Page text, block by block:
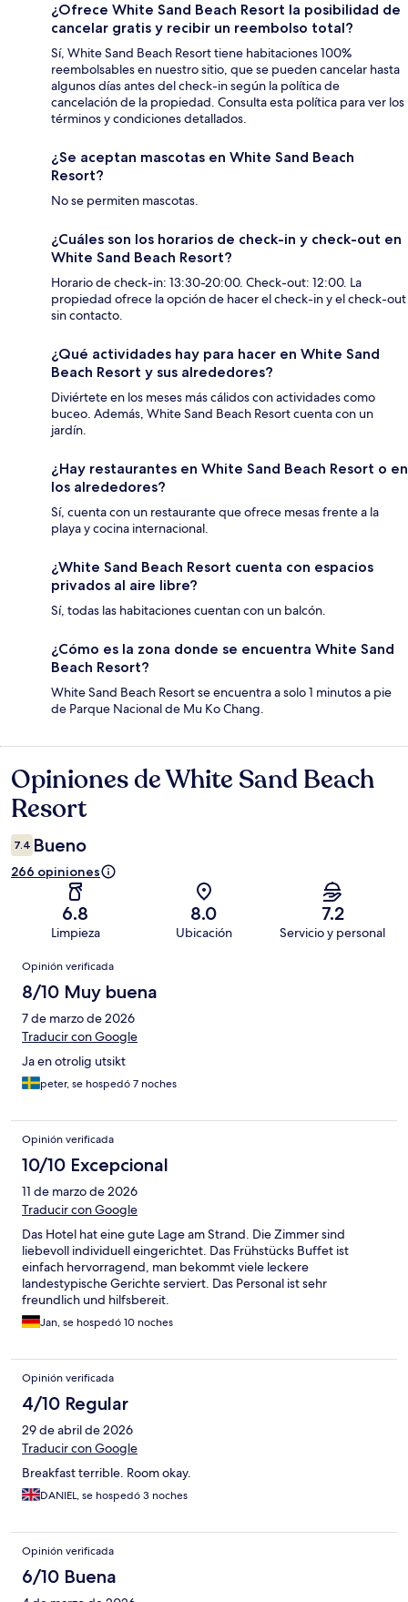
¿Ofrece White Sand Beach Resort la posibilidad de
cancelar gratis y recibir un reembolso total?
Sí, White Sand Beach Resort tiene habitaciones 100%
reembolsables en nuestro sitio, que se pueden cancelar hasta
algunos días antes del check-in según la política de
cancelación de la propiedad. Consulta esta política para ver los
términos y condiciones detallados.
¿Se aceptan mascotas en White Sand Beach
Resort?
No se permiten mascotas.
¿Cuáles son los horarios de check-in y check-out en
White Sand Beach Resort?
Horario de check-in: 13:30-20:00. Check-out: 12:00. La
propiedad ofrece la opción de hacer el check-in y el check-out
sin contacto.
¿Qué actividades hay para hacer en White Sand
Beach Resort y sus alrededores?
Diviértete en los meses más cálidos con actividades como
buceo. Además, White Sand Beach Resort cuenta con un
jardín.
¿Hay restaurantes en White Sand Beach Resort o en
los alrededores?
Sí, cuenta con un restaurante que ofrece mesas frente a la
playa y cocina internacional.
¿White Sand Beach Resort cuenta con espacios
privados al aire libre?
Sí, todas las habitaciones cuentan con un balcón.
¿Cómo es la zona donde se encuentra White Sand
Beach Resort?
White Sand Beach Resort se encuentra a solo 1 minutos a pie
de Parque Nacional de Mu Ko Chang.
Opiniones
Opiniones de White Sand Beach
Resort
7.4 Bueno
266 opiniones
6.8
Limpieza
8.0
Ubicación
7.2
Servicio y personal
Opiniones
Opinión verificada
8/10 Muy buena
7 de marzo de 2026
Traducir con Google
Ja en otrolig utsikt
peter, se hospedó 7 noches
Opinión verificada
10/10 Excepcional
11 de marzo de 2026
Traducir con Google
Das Hotel hat eine gute Lage am Strand. Die Zimmer sind
liebevoll individuell eingerichtet. Das Frühstücks Buffet ist
einfach hervorragend, man bekommt viele leckere
landestypische Gerichte serviert. Das Personal ist sehr
freundlich und hilfsbereit.
Jan, se hospedó 10 noches
Opinión verificada
4/10 Regular
29 de abril de 2026
Traducir con Google
Breakfast terrible. Room okay.
DANIEL, se hospedó 3 noches
Opinión verificada
6/10 Buena